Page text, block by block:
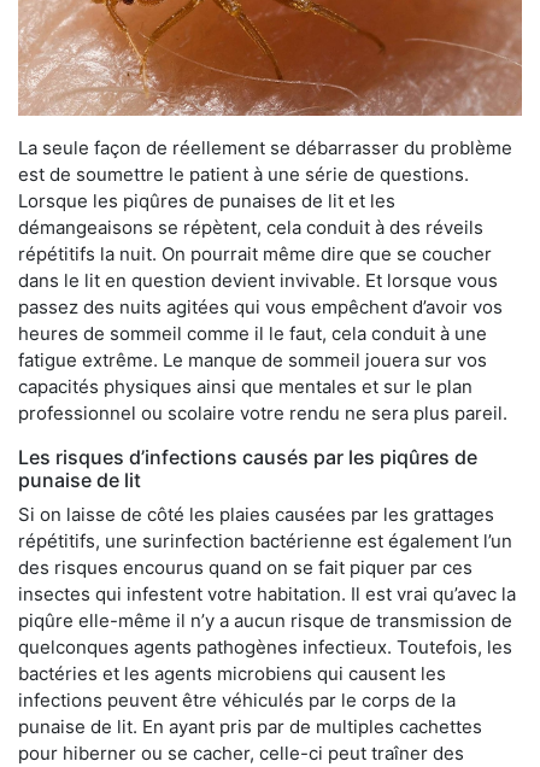
La seule façon de réellement se débarrasser du problème
est de soumettre le patient à une série de questions.
Lorsque les piqûres de punaises de lit et les
démangeaisons se répètent, cela conduit à des réveils
répétitifs la nuit. On pourrait même dire que se coucher
dans le lit en question devient invivable. Et lorsque vous
passez des nuits agitées qui vous empêchent d’avoir vos
heures de sommeil comme il le faut, cela conduit à une
fatigue extrême. Le manque de sommeil jouera sur vos
capacités physiques ainsi que mentales et sur le plan
professionnel ou scolaire votre rendu ne sera plus pareil.
Les risques d’infections causés par les piqûres de
punaise de lit
Si on laisse de côté les plaies causées par les grattages
répétitifs, une surinfection bactérienne est également l’un
des risques encourus quand on se fait piquer par ces
insectes qui infestent votre habitation. Il est vrai qu’avec la
piqûre elle-même il n’y a aucun risque de transmission de
quelconques agents pathogènes infectieux. Toutefois, les
bactéries et les agents microbiens qui causent les
infections peuvent être véhiculés par le corps de la
punaise de lit. En ayant pris par de multiples cachettes
pour hiberner ou se cacher, celle-ci peut traîner des